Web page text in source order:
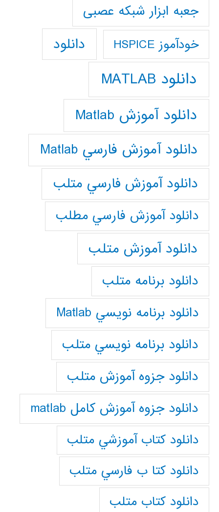
جعبه ابزار شبکه عصبی
خودآموز HSPICE دانلود
دانلود MATLAB
دانلود آموزش Matlab
دانلود آموزش فارسي Matlab
دانلود آموزش فارسي متلب
دانلود آموزش فارسي مطلب
دانلود آموزش متلب
دانلود برنامه متلب
دانلود برنامه نويسي Matlab
دانلود برنامه نويسي متلب
دانلود جزوه آموزش متلب
دانلود جزوه آموزش کامل matlab
دانلود كتاب آموزشي متلب
دانلود كتا ب فارسي متلب
دانلود كتاب متلب